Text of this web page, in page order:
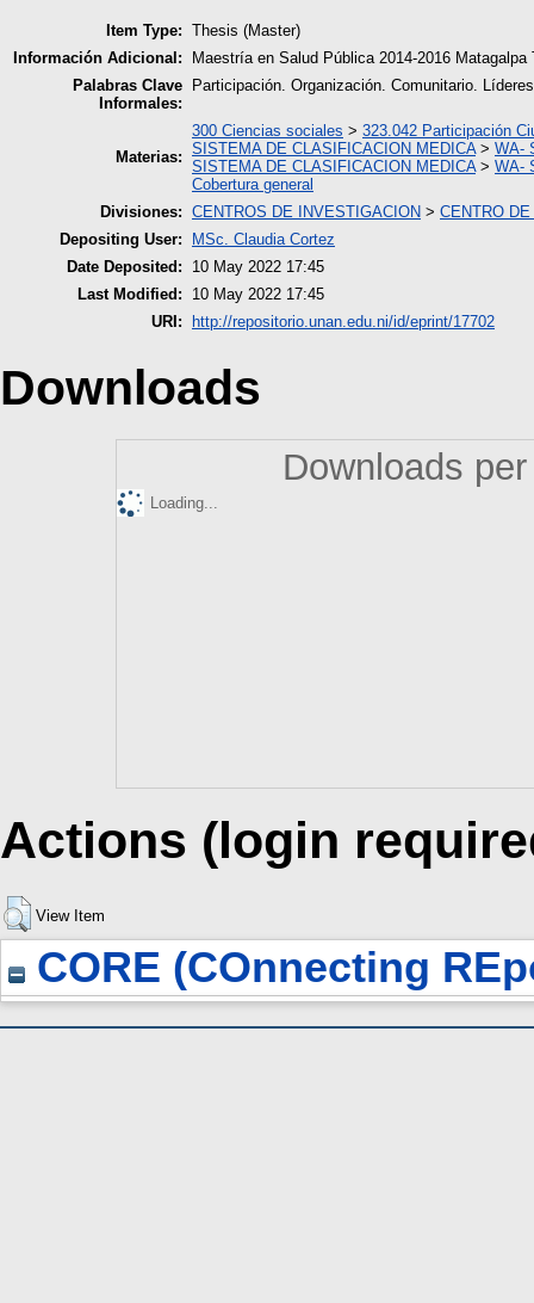
Item Type: Thesis (Master)
Información Adicional:
Maestría en Salud Pública 2014-2016
Palabras Clave
Informales:
Participación. Organización. Comunitario.
Materias:
300 Ciencias sociales > 323.042 Participación
SISTEMA DE CLASIFICACION MEDICA> WA-
SISTEMA DE CLASIFICACION MEDICA> WA-
Cobertura general
Divisiones: CENTROS DE INVESTIGACION > CENTRO
Depositing User:
MSc. Claudia Cortez
Date Deposited:
10 May 2022 17:45
Last Modified:
10 May 2022 17:45
URI:
http://repositorio.unan.edu.ni/id/eprint/17702
Downloads
Downloads
Loading...
Actions (login
View Item
CORE (COnnecting